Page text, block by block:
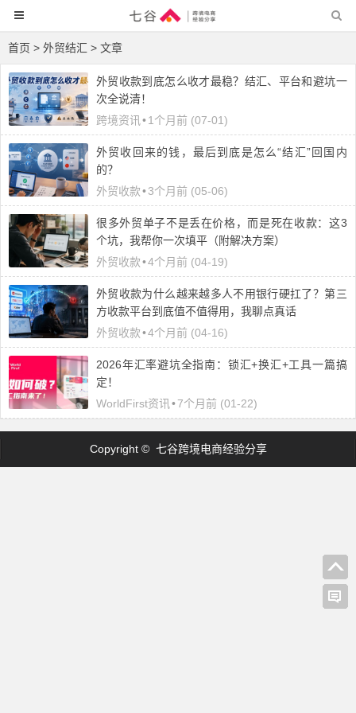
首页 > 外贸结汇 > 文章
外贸收款到底怎么收才最稳？结汇、平台和避坑一
次全说清！
跨境资讯 •1个月前 (07-01)
外贸收回来的钱，最后到底是怎么“结汇”回国内
的？
外贸收款•3个月前 (05-06)
很多外贸单子不是丢在价格，而是死在收款：这3
个坑，我帮你一次填平（附解决方案）
外贸收款•4个月前 (04-19)
外贸收款为什么越来越多人不用银行硬扛了？第三
方收款平台到底值不值得用，我聊点真话
外贸收款•4个月前 (04-16)
2026年汇率避坑全指南：锁汇+换汇+工具一篇搞
定！
WorldFirst资讯 •7个月前 (01-22)
Copyright © 七谷跨境电商经验分享